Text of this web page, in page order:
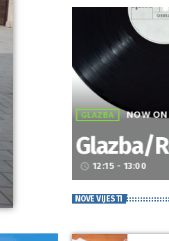
GLAZBA NOW
Glazba/
access_time 12:15 - 13:00
NOVE VIJESTI